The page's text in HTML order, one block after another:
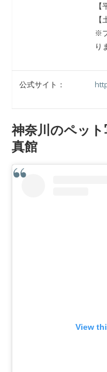
※
り
公式サイト：
神奈川のペッ
真館
View